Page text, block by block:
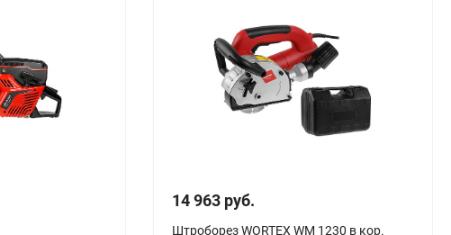
14 963 руб.
Штроборез WORTEX WM 1230 в кор.